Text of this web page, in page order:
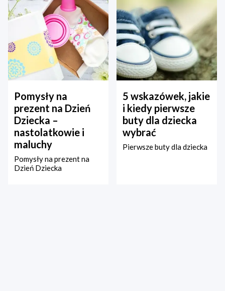
Pomysły na
prezent na Dzień
Dziecka –
nastolatkowie i
maluchy
Pomysły na prezent na
Dzień Dziecka
5 wskazówek, jakie
i kiedy pierwsze
buty dla dziecka
wybrać
Pierwsze buty dla dziecka